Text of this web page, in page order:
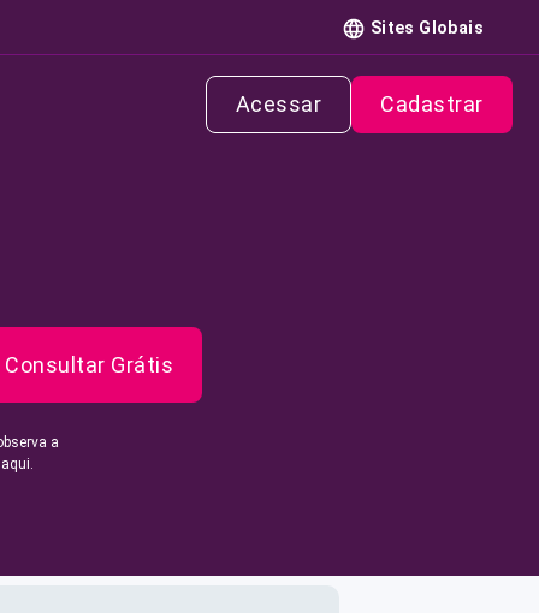
Sites Globais
Acessar Cadastrar
Consultar Grátis
a